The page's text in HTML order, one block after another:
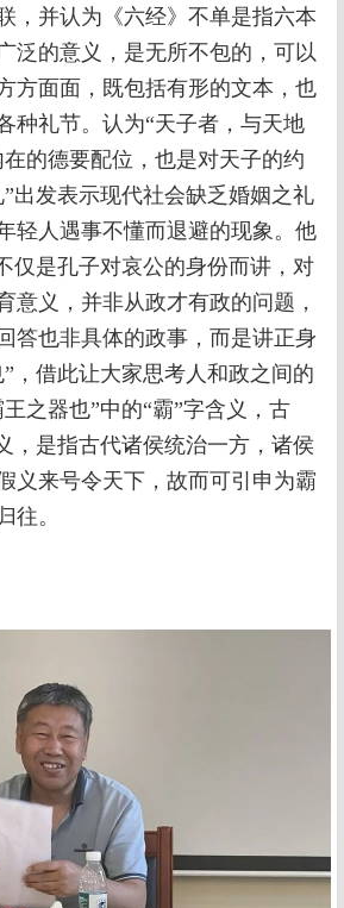
，并认为《六经》不单是指六本
泛的意义，是无所不包的，可以
方面面，既包括有形的文本，也
种礼节。认为“天子者，与天地
的德要配位，也是对天子的约
出发表示现代社会缺乏婚姻之礼
轻人遇事不懂而退避的现象。他
仅是孔子对哀公的身份而讲，对
意义，并非从政才有政的问题，
答也非具体的政事，而是讲正身
，借此让大家思考人和政之间的
之器也”中的“霸”字含义，古
，是指古代诸侯统治一方，诸侯
义来号令天下，故而可引申为霸
往。